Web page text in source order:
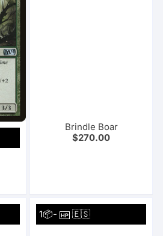
Brindle Boar
$270.00
1📦-HP 🇪🇸